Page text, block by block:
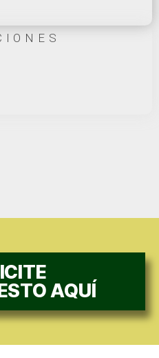
AQUÍ